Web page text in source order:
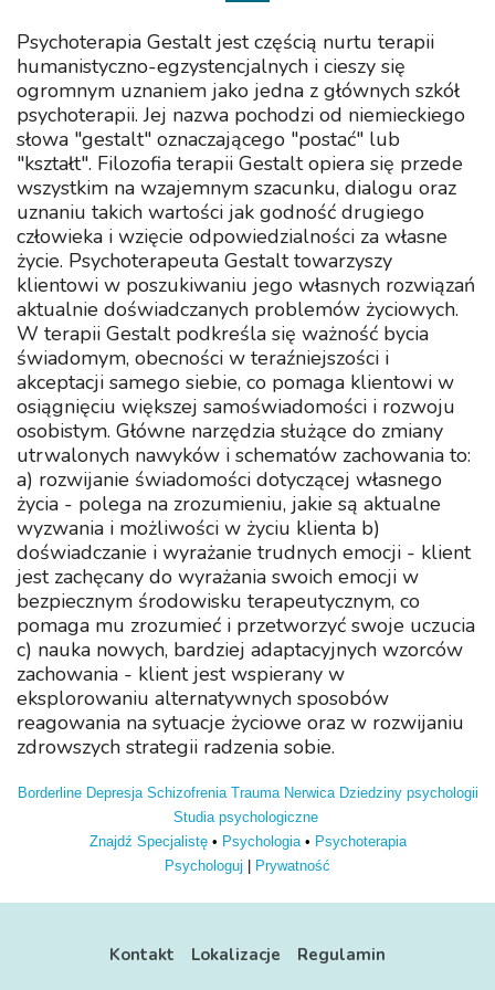
Psychoterapia Gestalt jest częścią nurtu terapii
humanistyczno-egzystencjalnych i cieszy się
ogromnym uznaniem jako jedna z głównych szkół
psychoterapii. Jej nazwa pochodzi od niemieckiego
słowa "gestalt" oznaczającego "postać" lub
"kształt". Filozofia terapii Gestalt opiera się przede
wszystkim na wzajemnym szacunku, dialogu oraz
uznaniu takich wartości jak godność drugiego
człowieka i wzięcie odpowiedzialności za własne
życie. Psychoterapeuta Gestalt towarzyszy
klientowi w poszukiwaniu jego własnych rozwiązań
aktualnie doświadczanych problemów życiowych.
W terapii Gestalt podkreśla się ważność bycia
świadomym, obecności w teraźniejszości i
akceptacji samego siebie, co pomaga klientowi w
osiągnięciu większej samoświadomości i rozwoju
osobistym. Główne narzędzia służące do zmiany
utrwalonych nawyków i schematów zachowania to:
a) rozwijanie świadomości dotyczącej własnego
życia - polega na zrozumieniu, jakie są aktualne
wyzwania i możliwości w życiu klienta b)
doświadczanie i wyrażanie trudnych emocji - klient
jest zachęcany do wyrażania swoich emocji w
bezpiecznym środowisku terapeutycznym, co
pomaga mu zrozumieć i przetworzyć swoje uczucia
c) nauka nowych, bardziej adaptacyjnych wzorców
zachowania - klient jest wspierany w
eksplorowaniu alternatywnych sposobów
reagowania na sytuacje życiowe oraz w rozwijaniu
zdrowszych strategii radzenia sobie.
Borderline Depresja Schizofrenia Trauma Nerwica Dziedziny psychologii
Studia psychologiczne
Znajdź Specjalistę• Psychologia• Psychoterapia
Psychologuj
Prywatność
Kontakt Lokalizacje Regulamin